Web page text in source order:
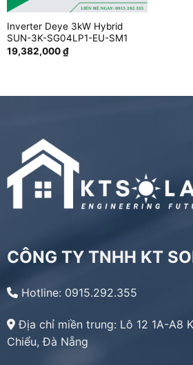
Inverter Deye 3kW Hybrid
SUN-3K-SG04LP1-EU-SM1
19,382,000₫
CÔNG TY TNHH KT
Hotline: 0915.292.355
Địa chỉ miền trung: Lô 12 1A-A8
Chiểu, Đà Nẵng